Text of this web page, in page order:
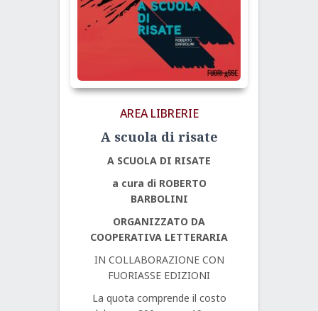
AREA LIBRERIE
A scuola di risate
A SCUOLA DI RISATE
a cura di ROBERTO
BARBOLINI
ORGANIZZATO DA
COOPERATIVA LETTERARIA
IN COLLABORAZIONE CON
FUORIASSE EDIZIONI
La quota comprende il costo